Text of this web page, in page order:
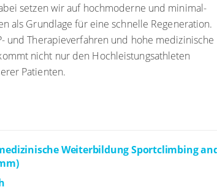
setzen wir auf hochmoderne und minimal-
als Grundlage für eine schnelle Regeneration.
und Therapieverfahren und hohe medizinische
nicht nur den Hochleistungsathleten
Patienten.
Weiterbildung Sportclimbing